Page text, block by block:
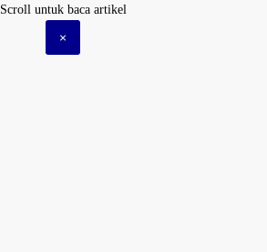
Scroll untuk baca artikel
×